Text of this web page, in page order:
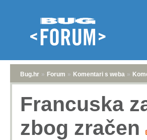
Bug.hr » Forum » Komentari s weba »
Francuska
zbog zračen